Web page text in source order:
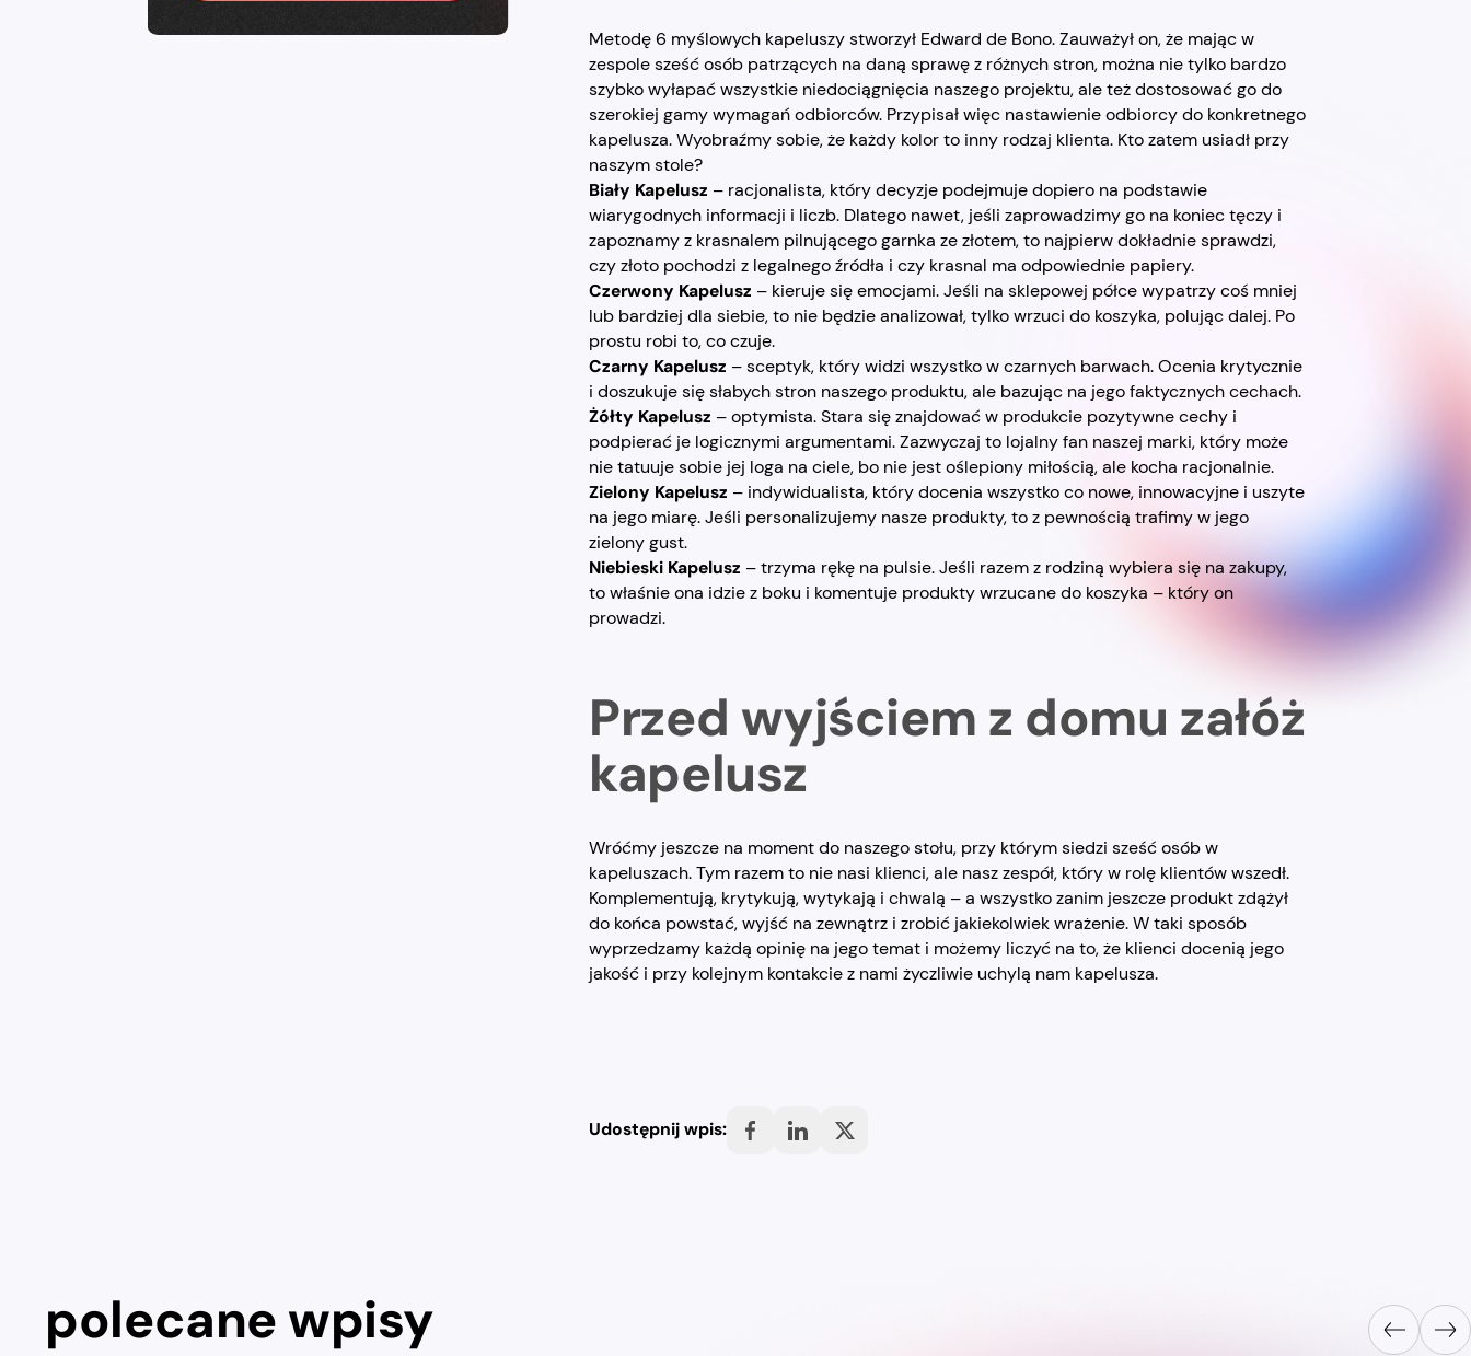
Metodę 6 myślowych kapeluszy stworzył Edward de Bono. Zauważył on, że mając w
zespole sześć osób patrzących na daną sprawę z różnych stron, można nie tylko bardzo
szybko wyłapać wszystkie niedociągnięcia naszego projektu, ale też dostosować go do
szerokiej gamy wymagań odbiorców. Przypisał więc nastawienie odbiorcy do konkretnego
kapelusza. Wyobraźmy sobie, że każdy kolor to inny rodzaj klienta. Kto zatem usiadł przy
naszym stole?
Biały Kapelusz – racjonalista, który decyzje podejmuje dopiero na podstawie
wiarygodnych informacji i liczb. Dlatego nawet, jeśli zaprowadzimy go na koniec tęczy i
zapoznamy z krasnalem pilnującego garnka ze złotem, to najpierw dokładnie sprawdzi,
czy złoto pochodzi z legalnego źródła i czy krasnal ma odpowiednie papiery.
Czerwony Kapelusz – kieruje się emocjami. Jeśli na sklepowej półce wypatrzy coś mniej
lub bardziej dla siebie, to nie będzie analizował, tylko wrzuci do koszyka, polując dalej. Po
prostu robi to, co czuje.
Czarny Kapelusz – sceptyk, który widzi wszystko w czarnych barwach. Ocenia krytycznie
i doszukuje się słabych stron naszego produktu, ale bazując na jego faktycznych cechach.
Żółty Kapelusz – optymista. Stara się znajdować w produkcie pozytywne cechy i
podpierać je logicznymi argumentami. Zazwyczaj to lojalny fan naszej marki, który może
nie tatuuje sobie jej loga na ciele, bo nie jest oślepiony miłością, ale kocha racjonalnie.
Zielony Kapelusz – indywidualista, który docenia wszystko co nowe, innowacyjne i uszyte
na jego miarę. Jeśli personalizujemy nasze produkty, to z pewnością trafimy w jego
zielony gust.
Niebieski Kapelusz – trzyma rękę na pulsie. Jeśli razem z rodziną wybiera się na zakupy,
to właśnie ona idzie z boku i komentuje produkty wrzucane do koszyka – który on
prowadzi.
Przed wyjściem z domu załóż
kapelusz
Wróćmy jeszcze na moment do naszego stołu, przy którym siedzi sześć osób w
kapeluszach. Tym razem to nie nasi klienci, ale nasz zespół, który w rolę klientów wszedł.
Komplementują, krytykują, wytykają i chwalą – a wszystko zanim jeszcze produkt zdążył
do końca powstać, wyjść na zewnątrz i zrobić jakiekolwiek wrażenie. W taki sposób
wyprzedzamy każdą opinię na jego temat i możemy liczyć na to, że klienci docenią jego
jakość i przy kolejnym kontakcie z nami życzliwie uchylą nam kapelusza.
Udostępnij wpis:
polecane wpisy